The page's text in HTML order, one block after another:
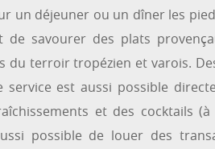
un déjeuner ou un dîner les
de savourer des plats
du terroir tropézien et varois.
service est aussi possible
et des cocktails
possible de louer des